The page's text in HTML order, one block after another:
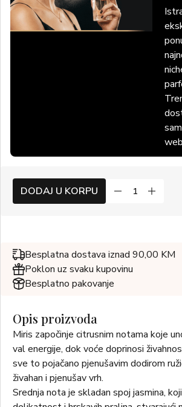
DODAJ U KORPU
Besplatna dostava iznad 90,00 KM
Poklon uz svaku kupovinu
Besplatno pakovanje
Opis proizvoda
Miris započinje citrusnim notama koje
val energije, dok voće doprinosi
sve to pojačano pjenušavim dodirom
živahan i pjenušav vrh.
Srednja nota je skladan spoj jasmina,